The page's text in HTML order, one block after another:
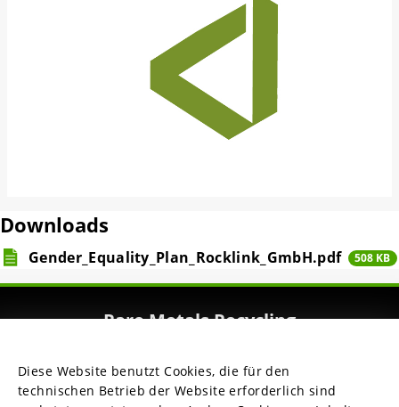
Diese Website benutzt Cookies, die für den
technischen Betrieb der Website erforderlich sind
Downloads
Gender_Equality_Plan_Rocklink_GmbH.pdf 508 KB
Rare Metals Recycling
Fine Chemicals & Metals